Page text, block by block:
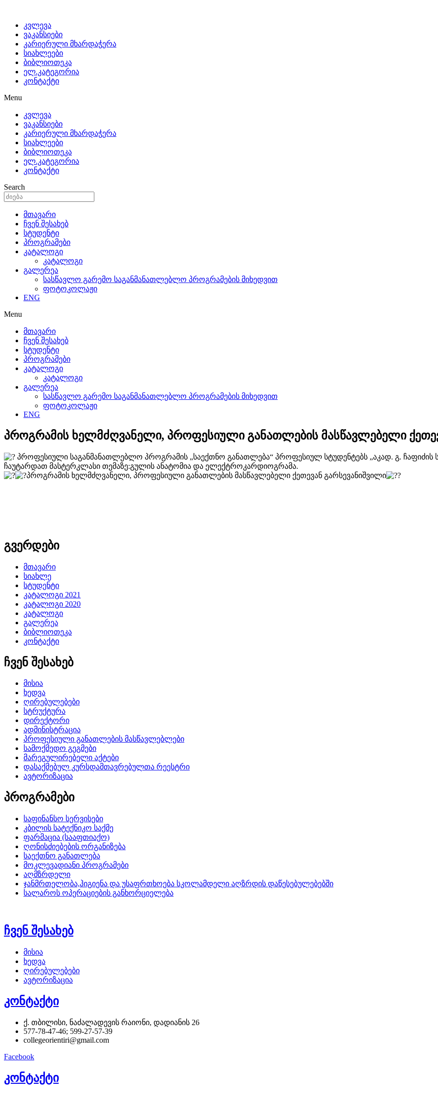
კვლევა
ვაკანსიები
კარიერული მხარდაჭერა
სიახლეები
ბიბლიოთეკა
ელ.კატეგორია
კონტაქტი
Menu
კვლევა
ვაკანსიები
კარიერული მხარდაჭერა
სიახლეები
ბიბლიოთეკა
ელ.კატეგორია
კონტაქტი
Search
მთავარი
ჩვენ შესახებ
სტუდენტი
პროგრამები
კატალოგი
კატალოგი
გალერეა
სასწავლო გარემო საგანმანათლებლო პროგრამების მიხედვით
ფოტოკოლაჟი
ENG
Menu
მთავარი
ჩვენ შესახებ
სტუდენტი
პროგრამები
კატალოგი
კატალოგი
გალერეა
სასწავლო გარემო საგანმანათლებლო პროგრამების მიხედვით
ფოტოკოლაჟი
ENG
პროგრამის ხელმძღვანელი, პროფესიული განათლების მასწავლებელი
პროფესიული საგანმანათლებლო პროგრამის „საექთნო განათლება“ პროფესიულ სტუდენტებს „აკად. გ.
ჩაუტარდათ მასტერკლასი თემაზე:გულის ანატომია და ელექტროკარდიოგრამა.
პროგრამის ხელმძღვანელი, პროფესიული განათლების მასწავლებელი ქეთევან გარსევანიშვილი
გვერდები
მთავარი
სიახლე
სტუდენტი
კატალოგი 2021
კატალოგი 2020
კატალოგი
გალერეა
ბიბლიოთეკა
კონტაქტი
ჩვენ შესახებ
მისია
ხედვა
ღირებულებები
სტრუქტურა
დირექტორი
ადმინისტრაცია
პროფესიული განათლების მასწავლებლები
სამოქმედო გეგმები
მარეგულირებელი აქტები
დასაქმებულ კურსდამთავრებულთა რეესტრი
ავტორიზაცია
პროგრამები
საფინანსო სერვისები
კბილის სატექნიკო საქმე
ფარმაცია (სააფთიაქო)
ღონისძიებების ორგანიზება
საექთნო განათლება
მოკლევადიანი პროგრამები
აღმზრდელი
ჯანმრთელობა,ჰიგიენა და უსაფრთხოება სკოლამდელი აღზრდის დაწესებულებებში
სალაროს ოპერაციების განხორციელება
ჩვენ შესახებ
მისია
ხედვა
ღირებულებები
ავტორიზაცია
კონტაქტი
ქ. თბილისი, ნაძალადევის რაიონი, დადიანის 26
577-78-47-46; 599-27-57-39
collegeorientiri@gmail.com
Facebook
კონტაქტი